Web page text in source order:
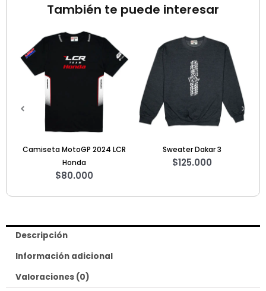
También te puede interesar
Camiseta MotoGP 2024 LCR
Honda
80.000
Sweater Dakar 3
125.000
Descripción
Información adicional
Valoraciones (0)